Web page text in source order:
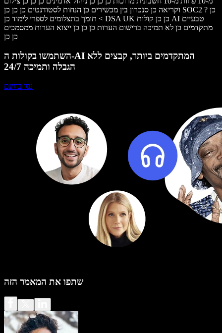
וקריאה כן סנכרון בין מכשירים כן הנחות לסטודנטים כן כן כן SOC2 כן ?
> תומך בתצלומים לספרי לימוד כן DSA UK כן כן קולות AI טבעיים
מתקדמים כן לא תמיכה ברישום הערות כן כן כן ייצוא הערות ממסמכים
כן כן
השתמשו בקולות ה-AI המתקדמים ביותר, קבצים ללא
הגבלה ותמיכה 24/7
נסו בחינם
שתפו את המאמר הזה